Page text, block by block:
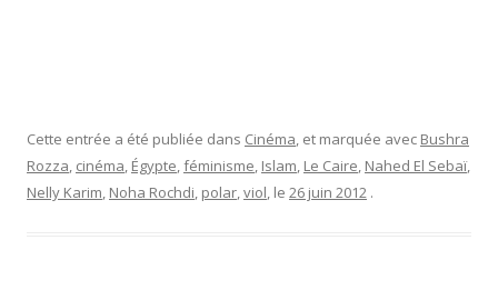
Cette entrée a été publiée dans Cinéma, et marquée avec Bushra
Rozza, cinéma, Égypte,féminisme, Islam, Le Caire, Nahed El Sebaï,
Nelly Karim, Noha Rochdi, polar,viol, le 26 juin 2012 .